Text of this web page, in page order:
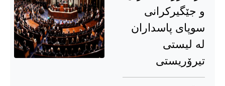
و جێگیرکرانی
سوپای پاسداران
لە لیستی
تیرۆریستی